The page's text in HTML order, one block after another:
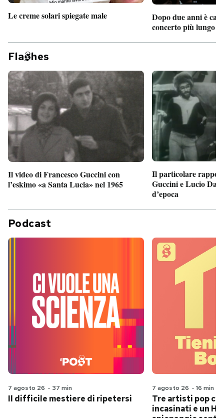
Le creme solari spiegate male
Dopo due anni è
concerto più lungo
Fla hes
Il video di Francesco Guccini con
l’eskimo «a Santa Lucia» nel 1965
Il particolare
Guccini e Lucio
d’epoca
Podcast
7 agosto 26 - 37 min
Il difficile mestiere di ripetersi
7 agosto 26 - 16 min
Tre artisti pop
incasinati e un